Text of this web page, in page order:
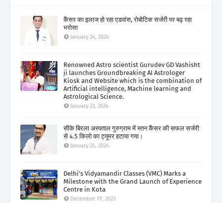
कैंसर का इलाज हो रहा एडवांस, रोबोटिक सर्जरी पर बढ़ रहा
भरोसा
January 24, 2024
Renowned Astro scientist Gurudev GD Vashisht
ji launches Groundbreaking AI Astrologer
Kiosk and Website which is the combination of
Artificial intelligence, Machine learning and
Astrological Science.
January 23, 2024
सीके बिरला अस्पताल गुरुग्राम में स्तन कैंसर की सफल सर्जरी
से 4.5 किलो का ट्यूमर हटाया गया।
January 25, 2024
Delhi’s Vidyamandir Classes (VMC) Marks a
Milestone with the Grand Launch of Experience
Centre in Kota
December 19, 2023